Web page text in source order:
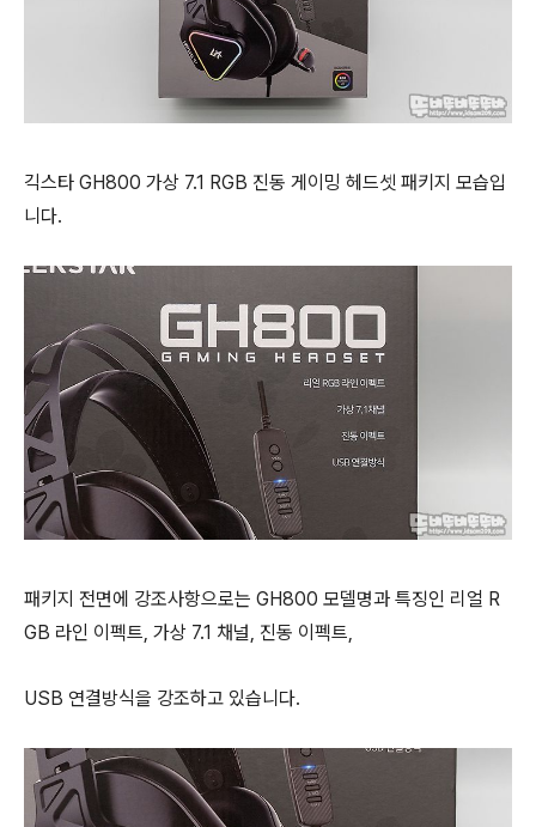
긱스타 GH800 가상 7.1 RGB 진동 게이밍 헤드셋 패키지 모습입
니다.
패키지 전면에 강조사항으로는 GH800 모델명과 특징인 리얼 R
GB 라인 이펙트, 가상 7.1 채널, 진동 이펙트,
USB 연결방식을 강조하고 있습니다.